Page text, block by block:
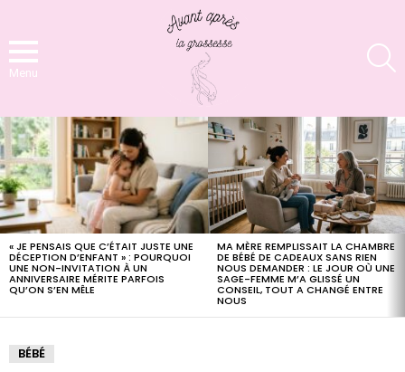
Menu
LATEST
STORIES
« JE PENSAIS QUE C’ÉTAIT JUSTE UNE
DÉCEPTION D’ENFANT » : POURQUOI
UNE NON-INVITATION À UN
ANNIVERSAIRE MÉRITE PARFOIS
QU’ON S’EN MÊLE
MA MÈRE REMPLISSAIT LA CHAMBRE
DE BÉBÉ DE CADEAUX SANS RIEN
NOUS DEMANDER : LE JOUR OÙ UNE
SAGE-FEMME M’A GLISSÉ UN
CONSEIL, TOUT A CHANGÉ ENTRE
NOUS
BÉBÉ